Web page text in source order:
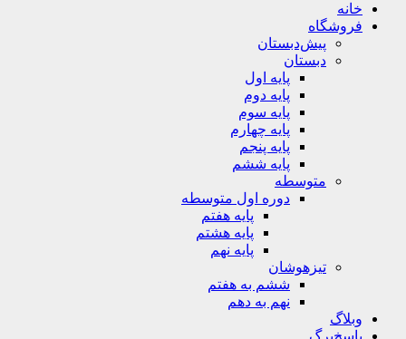
خانه
فروشگاه
پیش‌دبستان
دبستان
پایه اول
پایه دوم
پایه سوم
پایه چهارم
پایه پنجم
پایه ششم
متوسطه
دوره اول متوسطه
پایه هفتم
پایه هشتم
پایه نهم
تیزهوشان
ششم به هفتم
نهم به دهم
وبلاگ